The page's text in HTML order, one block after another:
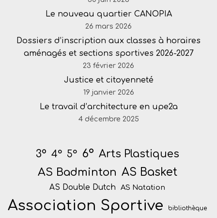
Le nouveau quartier CANOPIA
26 mars 2026
Dossiers d’inscription aux classes à horaires
aménagés et sections sportives 2026-2027
23 février 2026
Justice et citoyenneté
19 janvier 2026
Le travail d’architecture en upe2a
4 décembre 2025
3° 4° 5° 6° Arts Plastiques
AS Badminton AS Basket
AS Double Dutch AS Natation
Association Sportive bibliothèque